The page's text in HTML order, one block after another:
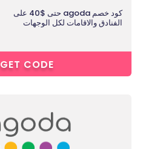
كود خصم agoda حتى $40 على
الفنادق والاقامات لكل الوجهات
GET CODE